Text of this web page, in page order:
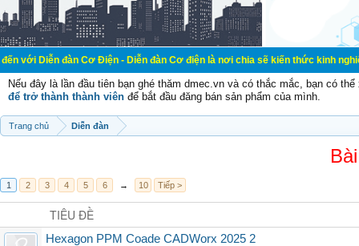
Cơ Điện - Diễn đàn Cơ điện là nơi chia sẽ kiến thức kinh nghiệm trong
Nếu đây là lần đầu tiên bạn ghé thăm dmec.vn và có thắc mắc, bạn có
để trở thành thành viên để bắt đầu đăng bán sản phẩm của mình.
Trang chủ Diễn đàn
1 2 3 4 5 6 → 10 Tiếp >
TIÊU ĐỀ
Hexagon PPM Coade CADWorx 2025 2